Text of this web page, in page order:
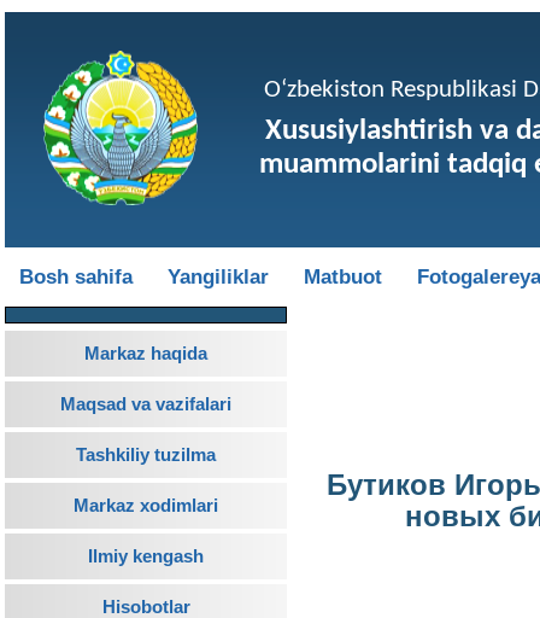
O‘zbekiston Respublikasi
Xususiylashtirish va
muammolarini tadqiq
Bosh sahifa Yangiliklar Matbuot Fotogalereya
Markaz haqida
Maqsad va vazifalari
Tashkiliy tuzilma
Markaz xodimlari
Ilmiy kengash
Hisobotlar
Бутиков
новых